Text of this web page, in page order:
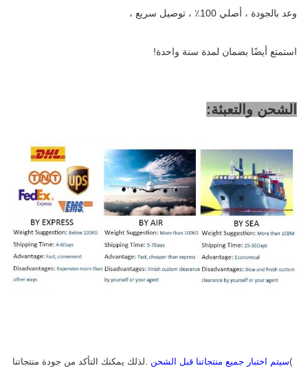
وعد بالجودة ، أصلي 100٪ ، توصيل سريع ،
استمتع أيضًا بضمان لمدة سنة واحدة!
الشحن والتعبئة:
سيتم اختبار جميع منتجاتنا قبل الشحن .لذلك يمكنك التأكد من جودة منتجاتنا